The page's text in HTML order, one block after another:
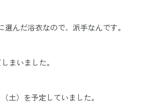
んだ浴衣なので、派手なんです。
まいました。
土）を予定していました。